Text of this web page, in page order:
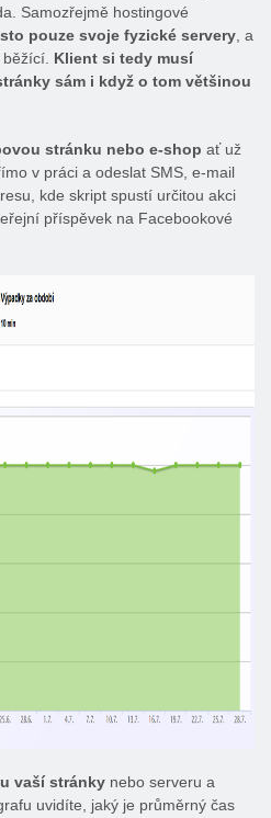
Samozřejmě hostingové
pouze svoje fyzické servery, a
běžící. Klient si tedy musí
sám i když o tom většinou
stránku nebo e-shop ať už
v práci a odeslat SMS, e-mail
kde skript spustí určitou akci
příspěvek na Facebookové
vaší stránky nebo serveru a
uvidíte, jaký je průměrný čas